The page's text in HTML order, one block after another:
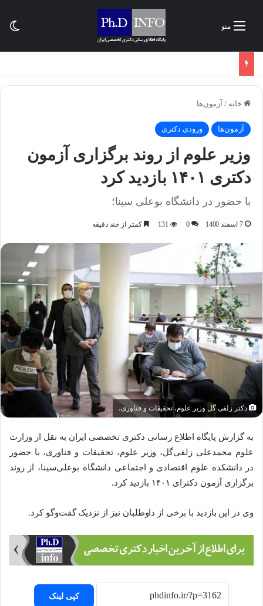
منو
خانه / آزمون‌ها
آزمون‌ها ورودی دکتری
وزیر علوم از روند برگزاری آزمون
دکتری ۱۴۰۱ بازدید کرد
با حضور در دانشگاه بوعلی سینا؛
7 اسفند 1400 0
131 کمتر از چند دقیقه
دکتر زلفی گل وزیر علوم، تحقیقات و فناوری،
به گزارش پایگاه اطلاع رسانی دکتری تخصصی ایران به نقل از وزارت
علوم محمدعلی زلفی‌گل، وزیر علوم، تحقیقات و فناوری، با حضور
در دانشکده علوم اقتصادی و اجتماعی دانشگاه بوعلی‌سینا، از روند
برگزاری آزمون دکترای ۱۴۰۱ بازدید کرد.
وی در این بازدید با برخی از داوطلبان نیز از نزدیک گفت‌وگو کرد.
کپی لینک